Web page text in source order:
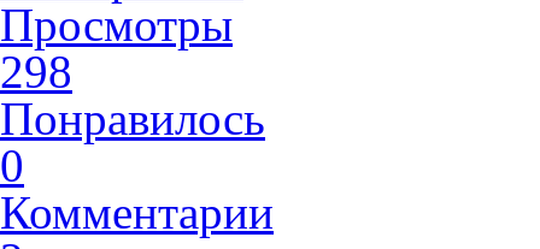
Просмотры
298
Понравилось
0
Комментарии